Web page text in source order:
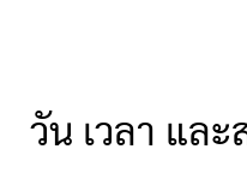
วัน เวลา แล